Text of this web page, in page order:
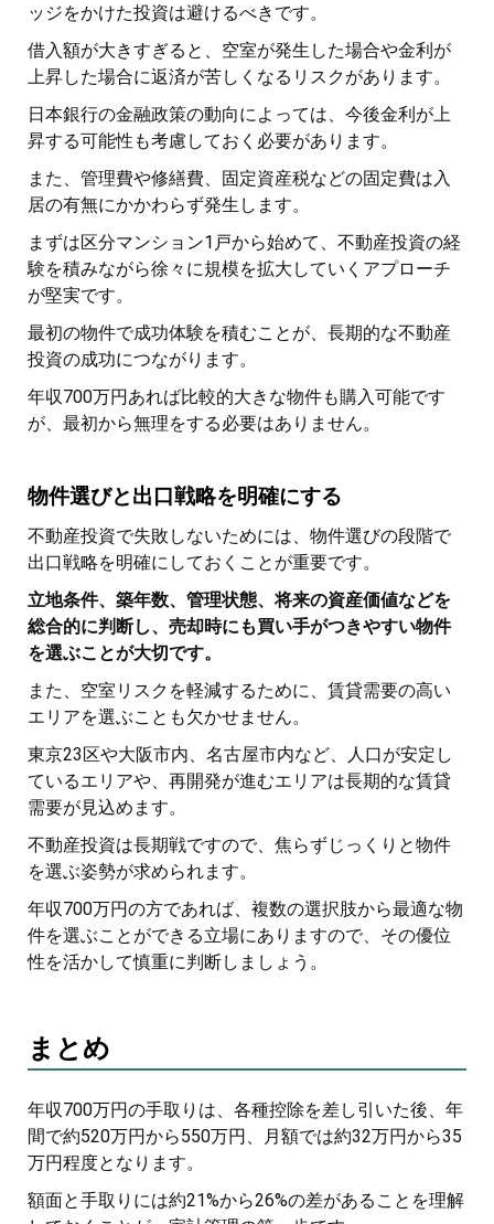
ッジをかけた投資は避けるべきです。
借入額が大きすぎると、空室が発生した場合や金利が
上昇した場合に返済が苦しくなるリスクがあります。
日本銀行の金融政策の動向によっては、今後金利が上
昇する可能性も考慮しておく必要があります。
また、管理費や修繕費、固定資産税などの固定費は入
居の有無にかかわらず発生します。
まずは区分マンション1戸から始めて、不動産投資の経
験を積みながら徐々に規模を拡大していくアプローチ
が堅実です。
最初の物件で成功体験を積むことが、長期的な不動産
投資の成功につながります。
年収700万円あれば比較的大きな物件も購入可能です
が、最初から無理をする必要はありません。
物件選びと出口戦略を明確にする
不動産投資で失敗しないためには、物件選びの段階で
出口戦略を明確にしておくことが重要です。
立地条件、築年数、管理状態、将来の資産価値などを
総合的に判断し、売却時にも買い手がつきやすい物件
を選ぶことが大切です。
また、空室リスクを軽減するために、賃貸需要の高い
エリアを選ぶことも欠かせません。
東京23区や大阪市内、名古屋市内など、人口が安定し
ているエリアや、再開発が進むエリアは長期的な賃貸
需要が見込めます。
不動産投資は長期戦ですので、焦らずじっくりと物件
を選ぶ姿勢が求められます。
年収700万円の方であれば、複数の選択肢から最適な物
件を選ぶことができる立場にありますので、その優位
性を活かして慎重に判断しましょう。
まとめ
年収700万円の手取りは、各種控除を差し引いた後、年
間で約520万円から550万円、月額では約32万円から35
万円程度となります。
額面と手取りには約21%から26%の差があることを理解